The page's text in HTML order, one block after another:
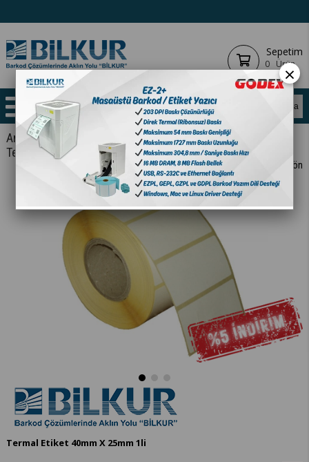
Sepetim
0 Ürün
Anasayfa SARF ETİKET TERMAL
ÖZEL
Termal Etiket 40mm X 25mm 1li
< < Önceki Sayfaya Dön
Termal Etiket 40mm X 25mm 1li
×